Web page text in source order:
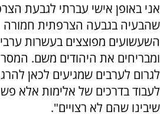
אני באופן אישי עברתי לגבעת
שהבעיה בגבעה הצרפתית חמורה
השעשועים מפוצצים בעשרות
ומבריחים את היהודים משם.
לגרום לערבים שמגיעים לכאן
לעבוד בדרכים של אלימות אלא
שיבינו שהם לא רצויים".